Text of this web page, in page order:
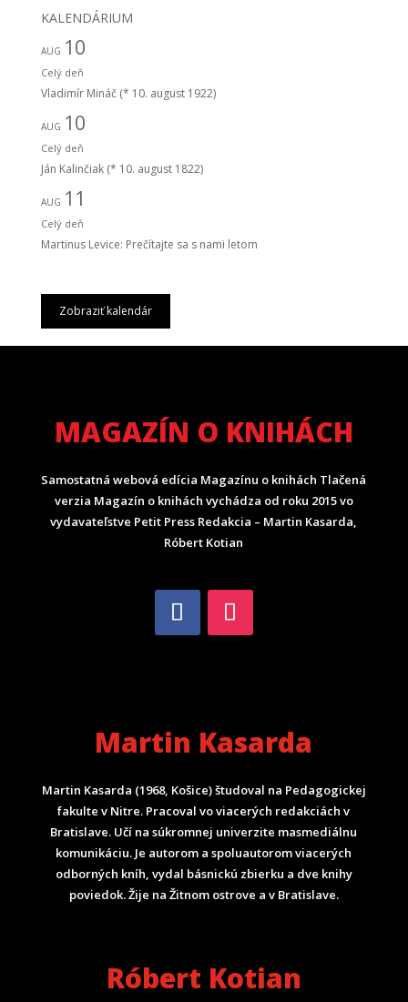
KALENDÁRIUM
AUG 10
Celý deň
Vladimír Mináč (* 10. august 1922)
AUG 10
Celý deň
Ján Kalinčiak (* 10. august 1822)
AUG 11
Celý deň
Martinus Levice: Prečítajte sa s nami letom
Zobraziť kalendár
MAGAZÍN O KNIHÁCH
Samostatná webová edícia Magazínu o knihách Tlačená
verzia Magazín o knihách vychádza od roku 2015 vo
vydavateľstve Petit Press Redakcia – Martin Kasarda,
Róbert Kotian
Martin Kasarda
Martin Kasarda (1968, Košice) študoval na Pedagogickej
fakulte v Nitre. Pracoval vo viacerých redakciách v
Bratislave. Učí na súkromnej univerzite masmediálnu
komunikáciu. Je autorom a spoluautorom viacerých
odborných kníh, vydal básnickú zbierku a dve knihy
poviedok. Žije na Žitnom ostrove a v Bratislave.
Róbert Kotian